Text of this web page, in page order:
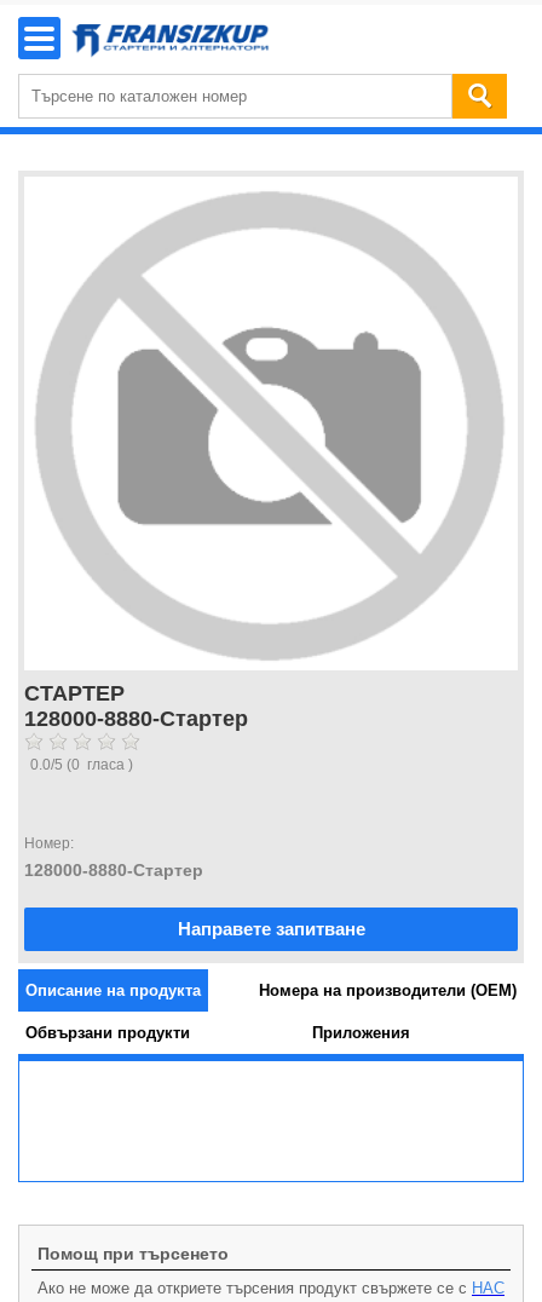
СТАРТЕР
128000-8880-Стартер
0.0/5 (0 гласа )
Номер:
128000-8880-Стартер
Направете запитване
Описание на продукта Номера на производители (OEM)
Обвързани продукти Приложения
Помощ при търсенето
Ако не може да откриете търсения продукт свържете се с НАС